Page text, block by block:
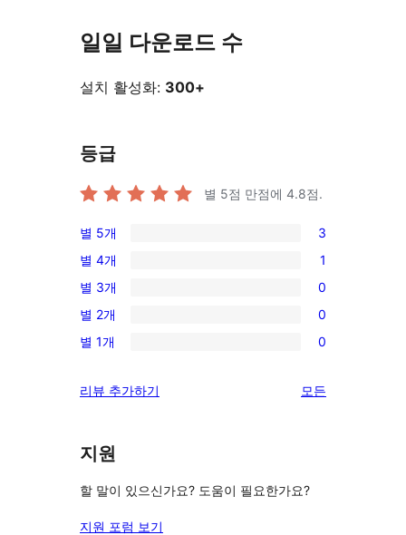
일일 다운로드 수
설치 활성화: 300+
등급
별 5점 만점에 4.8점.
3/5-
별
점
후
기
별 5개 3
1/4-
별
점
후
별 4개 1
0/3-
별
점
기
별 3개 0
0/2-
별
후
별 2개 0
0/1-
점
기
별 1개 0
리뷰 추가하기 모든
지원
할 말이 있으신가요? 도움이 필요한가요?
지원 포럼 보기